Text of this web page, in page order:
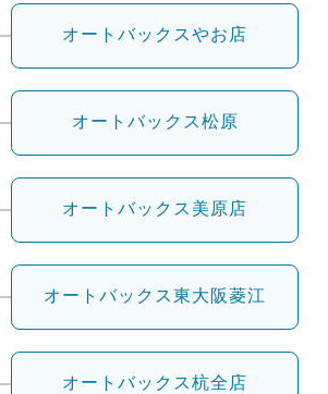
オートバックスやお店
オートバックス松原
オートバックス 美原店
オートバックス東大阪菱江
オートバックス杭全店